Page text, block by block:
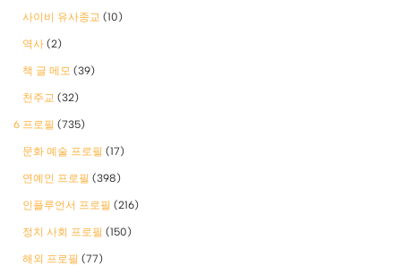
사이비 유사종교 (10)
역사 (2)
책 글 메모 (39)
천주교 (32)
6 프로필 (735)
문화 예술 프로필 (17)
연예인 프로필 (398)
인플루언서 프로필 (216)
정치 사회 프로필 (150)
해외 프로필 (77)